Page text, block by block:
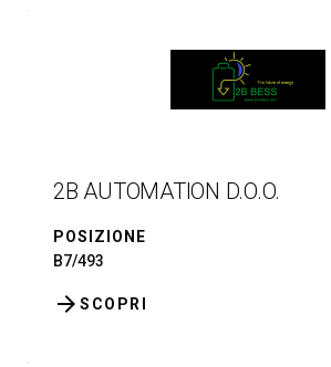
2B AUTOMATION D.O.O.
POSIZIONE
B7/493
SCOPRI
arrow_forward